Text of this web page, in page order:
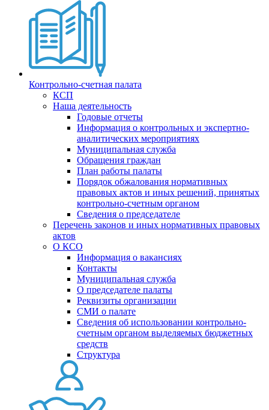
Контрольно-счетная палата
КСП
Наша деятельность
Годовые отчеты
Информация о контрольных и экспертно-
аналитических мероприятиях
Муниципальная служба
Обращения граждан
План работы палаты
Порядок обжалования нормативных
правовых актов и иных решений, принятых
контрольно-счетным органом
Сведения о председателе
Перечень законов и иных нормативных правовых
актов
О КСО
Информация о вакансиях
Контакты
Муниципальная служба
О председателе палаты
Реквизиты организации
СМИ о палате
Сведения об использовании контрольно-
счетным органом выделяемых бюджетных
средств
Структура